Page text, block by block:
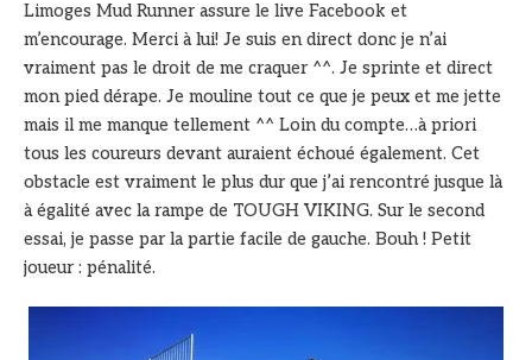
Limoges Mud Runner assure le live Facebook et
m’encourage. Merci à lui! Je suis en direct donc je n’ai
vraiment pas le droit de me craquer ^^. Je sprinte et direct
mon pied dérape. Je mouline tout ce que je peux et me jette
mais il me manque tellement ^^ Loin du compte…à priori
tous les coureurs devant auraient échoué également. Cet
obstacle est vraiment le plus dur que j’ai rencontré jusque là
à égalité avec la rampe de TOUGH VIKING. Sur le second
essai, je passe par la partie facile de gauche. Bouh ! Petit
joueur : pénalité.